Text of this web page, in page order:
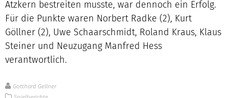
Atzkern bestreiten musste, war dennoch ein Erfolg.
Für die Punkte waren Norbert Radke (2), Kurt
Göllner (2), Uwe Schaarschmidt, Roland Kraus, Klaus
Steiner und Neuzugang Manfred Hess
verantwortlich.
Gotthard Gellner